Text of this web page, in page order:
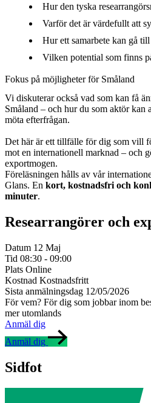
Hur den tyska
Varför det är värdefullt att
Hur ett samarbete kan gå till
Vilken potential som finns
Fokus på möjligheter för Småland
Vi diskuterar också vad som kan få
Småland – och hur du som aktör kan
möta efterfrågan.
Det här är ett tillfälle för dig som vill
mot en internationell marknad – och
exportmogen.
Föreläsningen hålls av vår
Glans. En kort, kostnadsfri och
minuter.
Researrangörer och
Datum 12 Maj
Tid 08:30 - 09:00
Plats Online
Kostnad Kostnadsfritt
Sista anmälningsdag 12/05/2026
För vem? För dig som jobbar inom
mer utomlands
Anmäl dig
Anmäl dig
Sidfot